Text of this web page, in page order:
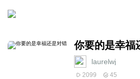
你要的是幸福
laurelwj
2099 45